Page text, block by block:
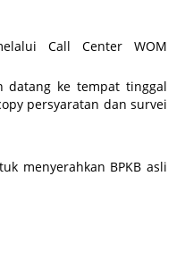
Call Center WOM
datang ke tempat tinggal
persyaratan dan survei
menyerahkan BPKB asli